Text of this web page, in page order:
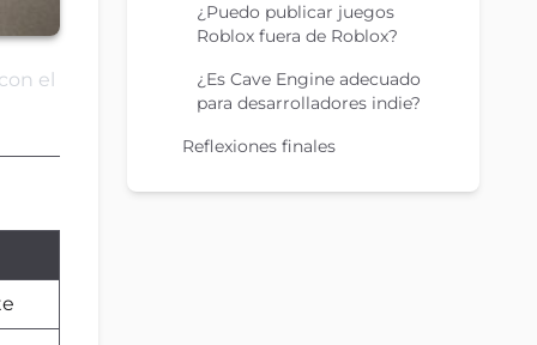
el
¿Puedo publicar juegos
Roblox fuera de Roblox?
¿Es Cave Engine adecuado
para desarrolladores indie?
Reflexiones finales